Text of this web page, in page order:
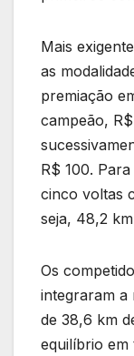
Mais
as
premiação
campeão,
R$ 100.
cinco voltas
seja, 48,2
Os
integraram a
de 38,6 km
equilíbrio